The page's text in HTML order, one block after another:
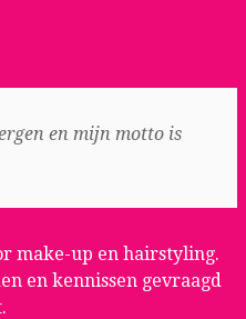
en mijn motto is
make-up en hairstyling.
en kennissen gevraagd